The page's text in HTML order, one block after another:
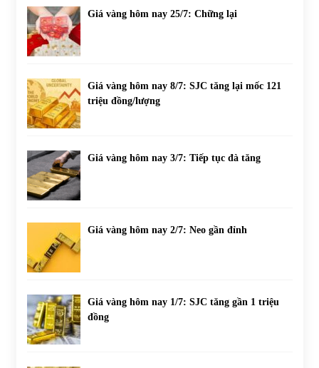
Giá vàng hôm nay 25/7: Chững lại
Giá vàng hôm nay 8/7: SJC tăng lại mốc 121
triệu đồng/lượng
Giá vàng hôm nay 3/7: Tiếp tục đà tăng
Giá vàng hôm nay 2/7: Neo gần đỉnh
Giá vàng hôm nay 1/7: SJC tăng gần 1 triệu
đồng